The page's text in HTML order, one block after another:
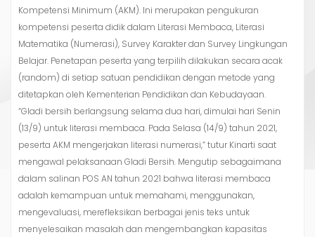
Kompetensi Minimum (AKM). Ini merupakan pengukuran
kompetensi peserta didik dalam Literasi Membaca, Literasi
Matematika (Numerasi), Survey Karakter dan Survey Lingkungan
Belajar. Penetapan peserta yang terpilih dilakukan secara acak
(random) di setiap satuan pendidikan dengan metode yang
ditetapkan oleh Kementerian Pendidikan dan Kebudayaan.
“Gladi bersih berlangsung selama dua hari, dimulai hari Senin
(13/9) untuk literasi membaca. Pada Selasa (14/9) tahun 2021,
peserta AKM mengerjakan literasi numerasi,” tutur Kinarti saat
mengawal pelaksanaan Gladi Bersih. Mengutip sebagaimana
dalam salinan POS AN tahun 2021 bahwa literasi membaca
adalah kemampuan untuk memahami, menggunakan,
mengevaluasi, merefleksikan berbagai jenis teks untuk
menyelesaikan masalah dan mengembangkan kapasitas